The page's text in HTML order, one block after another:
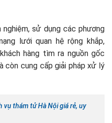
sử dụng các phương
lưới quan hệ rộng khắp,
hàng tìm ra nguồn gốc
còn cung cấp giải pháp xử lý
vụ thám tử Hà Nội giá rẻ, uy